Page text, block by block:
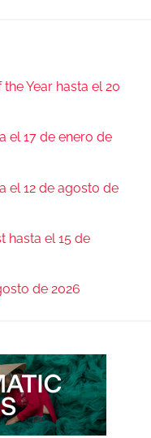
Year hasta el 20
el 17 de enero de
el 12 de agosto de
hasta el 15 de
de 2026